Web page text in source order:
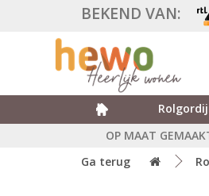
BEKEND VAN:
OP MAAT
Ga terug